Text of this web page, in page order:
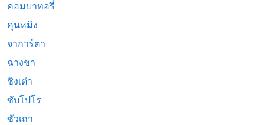
คอมบาทอรี่
คุนหมิง
จาการ์ตา
ฉางชา
ชิงเต่า
ซับโปโร
ซัวเถา